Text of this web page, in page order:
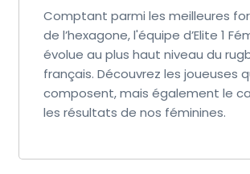
Comptant parmi les meilleures
de l’hexagone, l'équipe d’Elite 1
évolue au plus haut niveau du
français. Découvrez les joueuses
composent, mais également le
les résultats de nos féminines.